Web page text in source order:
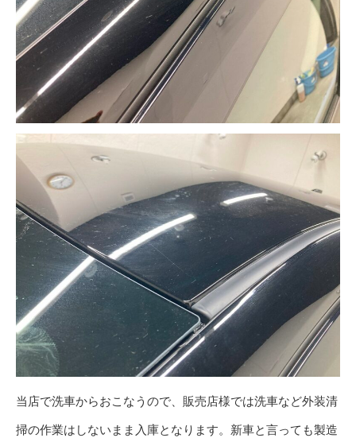
当店で洗車からおこなうので、販売店様では洗車など外装清
掃の作業はしないまま入庫となります。新車と言っても製造